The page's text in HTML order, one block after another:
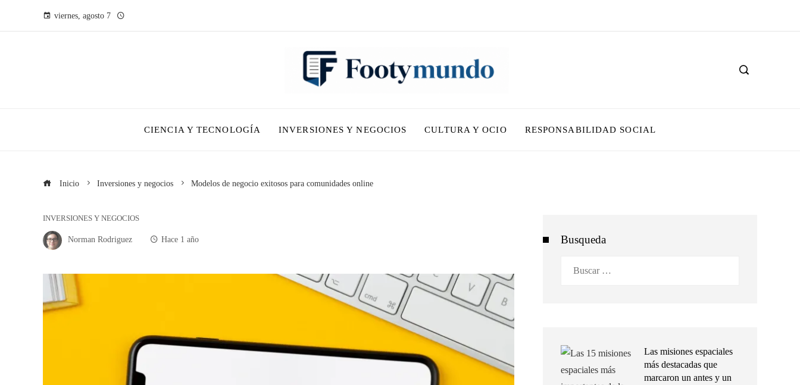
viernes, agosto 7
CIENCIA Y TECNOLOGÍA INVERSIONES Y NEGOCIOS CULTURA Y OCIO RESPONSABILIDAD SOCIAL
Inicio Inversiones y negocios Modelos de negocio exitosos para comunidades online
INVERSIONES Y NEGOCIOS
Norman Rodriguez Hace 1 año Busqueda
Las misiones espaciales
más destacadas que
marcaron un antes y un